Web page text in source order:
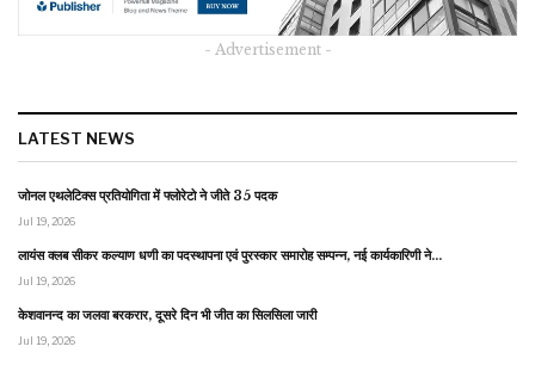
- Advertisement -
LATEST NEWS
जोनल एथलेटिक्स प्रतियोगिता में फ्लोरेटो ने जीते 35 पदक
Jul 19, 2026
लायंस क्लब सीकर कल्याण धणी का पदस्थापना एवं पुरस्कार समारोह सम्पन्न, नई कार्यकारिणी ने…
Jul 19, 2026
केशवानन्द का जलवा बरकरार, दूसरे दिन भी जीत का सिलसिला जारी
Jul 19, 2026